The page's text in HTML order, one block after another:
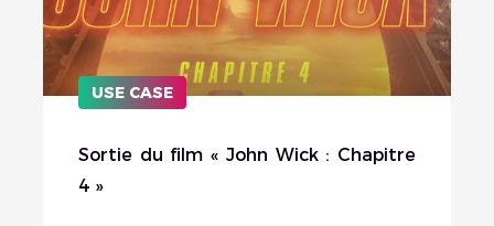
Sortie du film « John Wick : Chapitre
4 »
USE CASE